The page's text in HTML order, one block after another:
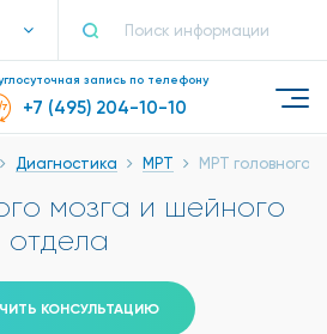
запись по телефону
+7 (495) 204-10-10
Диагностика МРТ МРТ головного
мозга и шейного
отдела
КОНСУЛЬТАЦИЮ